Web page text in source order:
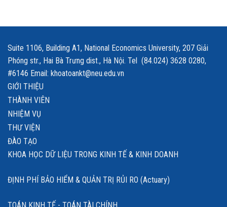
Suite 1106, Building A1, National Economics University, 207 Giải
Phóng str., Hai Bà Trưng dist., Hà Nội. Tel (84.024) 3628 0280,
#6146 Email: khoatoankt@neu.edu.vn
GIỚI THIỆU
THÀNH VIÊN
NHIỆM VỤ
THƯ VIỆN
ĐÀO TẠO
KHOA HỌC DỮ LIỆU TRONG KINH TẾ & KINH DOANH
ĐỊNH PHÍ BẢO HIỂM & QUẢN TRỊ RỦI RO (Actuary)
TOÁN KINH TẾ - TOÁN TÀI CHÍNH